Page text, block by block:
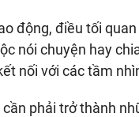
động, điều tối
nói chuyện hay
nối với các tầm
phải trở thành